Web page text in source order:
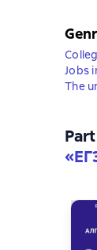
Jobs
The
«